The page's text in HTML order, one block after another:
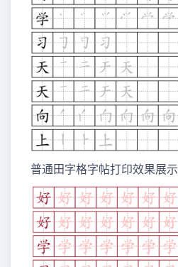
普通田字格字帖打印效果展示